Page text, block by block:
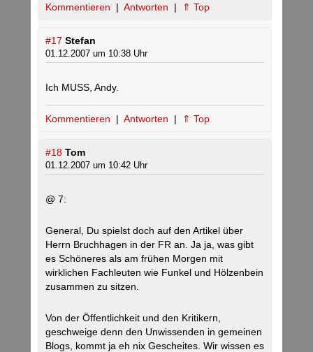
Kommentieren | Antworten | ⇑ Top
#17 Stefan
01.12.2007 um 10:38 Uhr
Ich MUSS, Andy.
Kommentieren | Antworten | ⇑ Top
#18 Tom
01.12.2007 um 10:42 Uhr
@ 7:
General, Du spielst doch auf den Artikel über
Herrn Bruchhagen in der FR an. Ja ja, was gibt
es Schöneres als am frühen Morgen mit
wirklichen Fachleuten wie Funkel und Hölzenbein
zusammen zu sitzen.
Von der Öffentlichkeit und den Kritikern,
geschweige denn den Unwissenden in gemeinen
Blogs, kommt ja eh nix Gescheites. Wir wissen es